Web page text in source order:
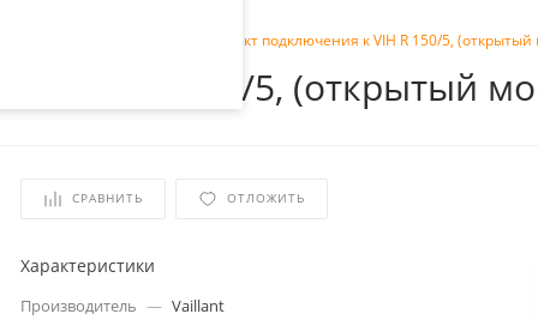
Vaillant Комплект подключения к VIH R 150/5,
к VIH R 150/5, (открытый
СРАВНИТЬ ОТЛОЖИТЬ
Характеристики
Производитель — Vaillant